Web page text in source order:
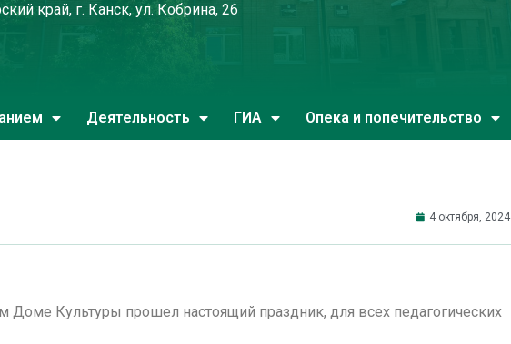
край, г. Канск, ул. Кобрина, 26
Деятельность ГИА Опека и попечительство
4 октября, 2024
Доме Культуры прошел настоящий праздник, для всех педагогических